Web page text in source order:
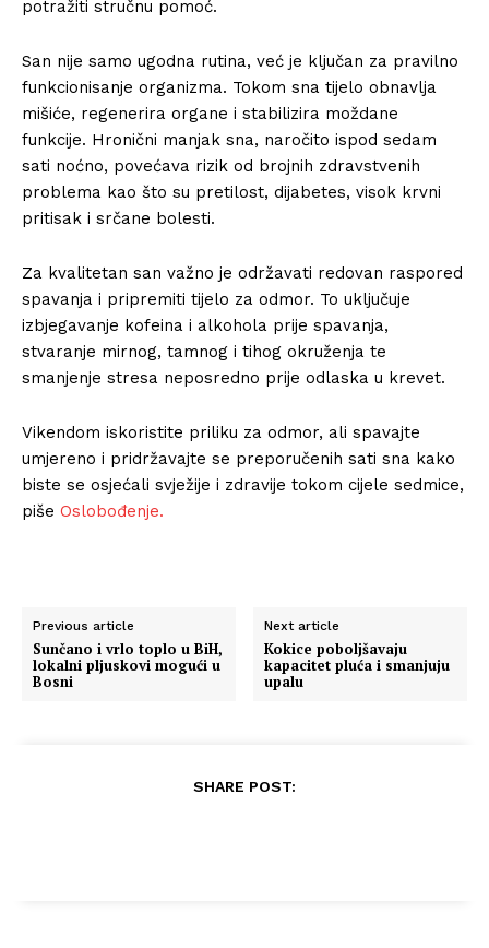
potražiti stručnu pomoć.
San nije samo ugodna rutina, već je ključan za pravilno
funkcionisanje organizma. Tokom sna tijelo obnavlja
mišiće, regenerira organe i stabilizira moždane
funkcije. Hronični manjak sna, naročito ispod sedam
sati noćno, povećava rizik od brojnih zdravstvenih
problema kao što su pretilost, dijabetes, visok krvni
pritisak i srčane bolesti.
Za kvalitetan san važno je održavati redovan raspored
spavanja i pripremiti tijelo za odmor. To uključuje
izbjegavanje kofeina i alkohola prije spavanja,
stvaranje mirnog, tamnog i tihog okruženja te
smanjenje stresa neposredno prije odlaska u krevet.
Vikendom iskoristite priliku za odmor, ali spavajte
umjereno i pridržavajte se preporučenih sati sna kako
biste se osjećali svježije i zdravije tokom cijele sedmice,
piše Oslobođenje.
Previous article
Sunčano i vrlo toplo u BiH,
lokalni pljuskovi mogući u
Bosni
Next article
Kokice poboljšavaju
kapacitet pluća i smanjuju
upalu
SHARE POST: